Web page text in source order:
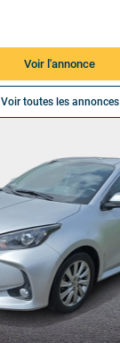
Voir l'annonce
Voir toutes les annonces